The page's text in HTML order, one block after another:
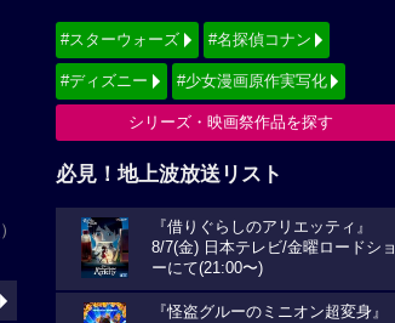
）
#スターウォーズ #名探偵コナン
#ディズニー #少女漫画原作実写化
シリーズ・映画祭作品を探す
必見！地上波放送リスト
『借りぐらしのアリエッティ』
8/7(金) 日本テレビ/金曜ロードショ
ーにて(21:00〜)
『怪盗グルーのミニオン超変身』